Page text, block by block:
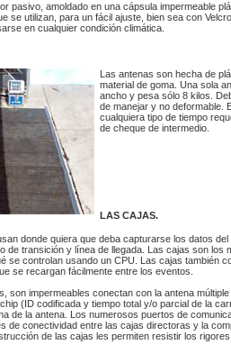
pasivo, amoldado en una cápsula impermeable
se utilizan, para un fácil ajuste, bien sea con
en cualquier condición climática.
Las antenas son hecha de
material de goma. Una sola
ancho y pesa sólo 8 kilos.
de manejar y no deformable.
cualquiera tipo de tiempo
de cheque de intermedio.
LAS CAJAS.
donde quiera que deba capturarse los datos del
de transición y línea de llegada. Las cajas son los
se controlan usando un CPU. Las cajas también
se recargan fácilmente entre los eventos.
son impermeables conectan con la antena
(ID codificada y tiempo total y/o parcial de la
de la antena. Los numerosos puertos de
de conectividad entre las cajas directoras y la
de las cajas les permiten resistir los